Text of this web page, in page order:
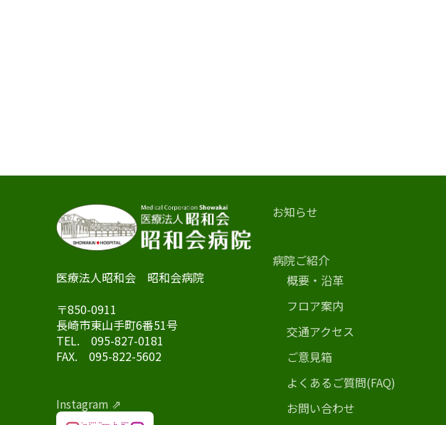
医療法人昭和会 昭和会病院
〒850-0911
長崎市東山手町6番51号
TEL. 095-827-0181
FAX. 095-822-5602
Instagram ⇗
お知らせ
病院ご紹介
概要・沿革
フロア案内
交通アクセス
ご意見箱
よくあるご質問(FAQ)
お問い合わせ